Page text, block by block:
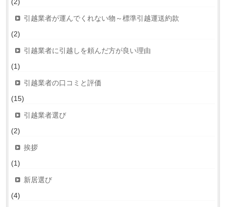
引越業者が運んでくれない物～標準引越運送約款
(2)
引越業者に引越しを頼んだ方が良い理由
(1)
引越業者の口コミと評価
(15)
引越業者選び
(2)
挨拶
(1)
新居選び
(4)